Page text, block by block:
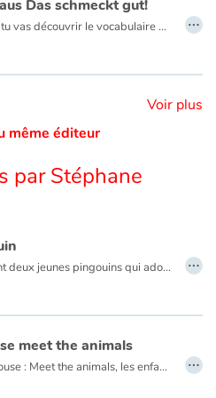
Das schmeckt gut!
Dans cet album, tu vas découvrir le vocabulaire des fruits et des légumes en allemand avec Katze und Maus! …
Voir plus
même éditeur
par Stéphane
Milo et Pablo sont deux jeunes pingouins qui adorent jouer ! Chaque jour, ils rejoignent leurs amis sur le terrain de jeu. Marelle, toboggan… quel bonheur ! Mais un drôle d’intrus vient se mêler à la partie de cache-cache… …
meet the animals
Avec Cat and Mouse : Meet the animals, les enfants vont rencontrer de drôles d’animaux, apprendre leurs noms et découvrir leurs cris en anglais. Saviez-vous qu’une vache anglaise dit « moo » ? Imaginez ce que disent le coq, le cochon, la vache… …